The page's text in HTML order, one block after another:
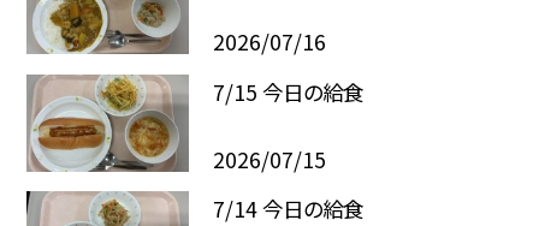
2026/07/16
7/15 今日の給食
2026/07/15
7/14 今日の給食